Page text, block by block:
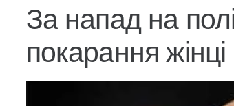
За напад на
покарання жінці